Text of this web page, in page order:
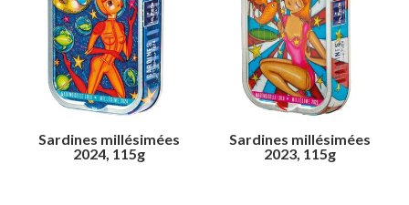
Sardines millésimées
2024, 115g
Sardines millésimées
2023, 115g